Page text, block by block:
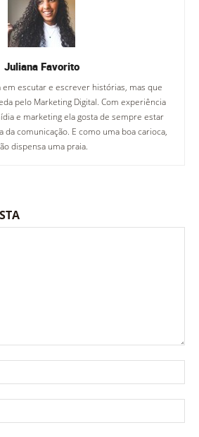
Juliana Favorito
em escutar e escrever histórias, mas que
pelo Marketing Digital. Com experiência
e marketing ela gosta de sempre estar
da comunicação. E como uma boa carioca,
dispensa uma praia.